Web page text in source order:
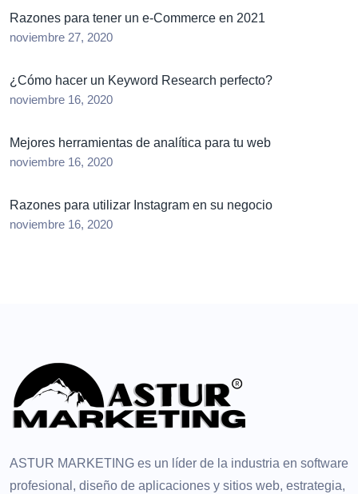
Razones para tener un e-Commerce en 2021
noviembre 27, 2020
¿Cómo hacer un Keyword Research perfecto?
noviembre 16, 2020
Mejores herramientas de analítica para tu web
noviembre 16, 2020
Razones para utilizar Instagram en su negocio
noviembre 16, 2020
ASTUR MARKETING es un líder de la industria en software
profesional, diseño de aplicaciones y sitios web, estrategia,